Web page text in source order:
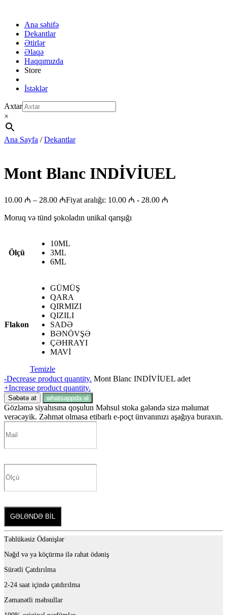
Ana səhifə
Dekantlar
Ətirlər
Əlaqə
Haqqımızda
Store
İstəklər
Axtar
×
Ana Sayfa /Dekantlar
Mont Blanc INDİVİUEL
10.00 ₼ – 28.00 ₼Fiyat aralığı: 10.00 ₼ - 28.00 ₼
Moruq və tünd şokoladın unikal qarışığı
Ölçü
10ML
3ML
6ML
Flakon
GÜMÜŞ
QARA
QIRMIZI
QIZILI
SADƏ
BƏNÖVŞƏ
ÇƏHRAYI
MAVİ
Temizle
-Decrease product quantity. Mont Blanc INDİVİUEL adet
+Increase product quantity.
Səbətə at whatsappda al
Gözləmə siyahısına qoşulun Məhsul stoka gələndə sizə məlumat
verəcəyik. Zəhmət olmasa etibarlı e-poçt ünvanınızı aşağıya buraxın.
GƏLƏNDƏ BİL
Təhlükəsiz Ödənişlər
Nəğd və ya köçürmə ilə rahat ödəniş
Sürətli Çatdırılma
2-24 saat içində çatdırılma
Zəmanətli məhsullar